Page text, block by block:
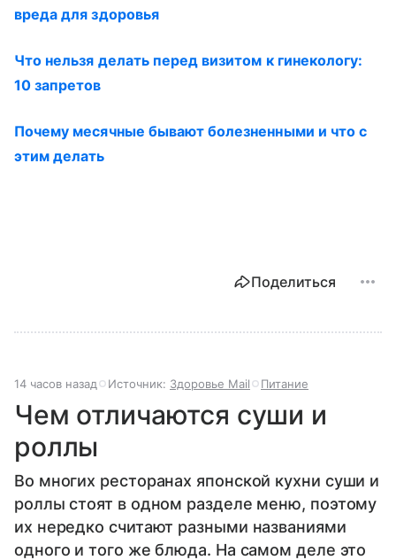
вреда для здоровья
Что нельзя делать перед визитом к гинекологу:
10 запретов
Почему месячные бывают болезненными и что с
этим делать
Поделиться
14 часов назад Источник: Здоровье Mail Питание
Чем отличаются суши и
роллы
Во многих ресторанах японской кухни суши и
роллы стоят в одном разделе меню, поэтому
их нередко считают разными названиями
одного и того же блюда. На самом деле это